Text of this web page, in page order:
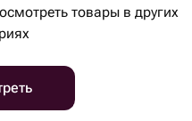
товары в других